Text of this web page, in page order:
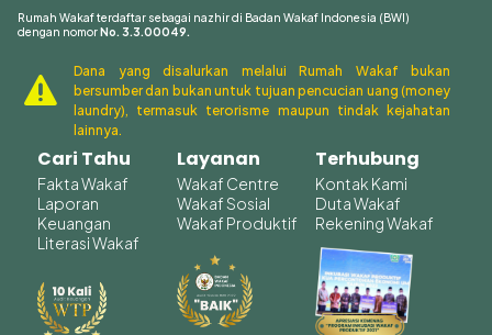
Selama empat belas tahun berdiri, transformasi
menghadirkan kolaborasi dengan berbagai pihak. Di
tahun 2017, transformasi pertama dihadirkan dengan
semangat baru dalam mengalirkan kebaikan sepanjang
dengan logo hati. Gambar hati menggambarkan kasih
sayang, rasa cinta serta kebahagiaan. Hal ini memberi
kesan bahwa Rumah Wakaf akan selalu berusaha untuk
menebar kebahagiaan kepada masyarakat dan
penerima manfaat. Warna orange memberi kesan
hangat, bersemangat, dan simbol dari petualangan,
optimisme, percaya diri dan kemampuan dalam
Rumah Wakaf terdaftar sebagai nazhir di Badan Wakaf Indonesia (BWI)
dengan nomorNo. 3.3.00049.

Dana yang disalurkan melalui Rumah Wakaf bukan
bersumber dan bukan untuk tujuan pencucian uang (money
laundry), termasuk terorisme maupun tindak kejahatan
lainnya.
Cari Tahu
Fakta Wakaf
Laporan
Keuangan
Literasi Wakaf
Layanan
Wakaf Centre
Wakaf Sosial
Wakaf Produktif
Terhubung
Kontak Kami
Duta Wakaf
Rekening Wakaf